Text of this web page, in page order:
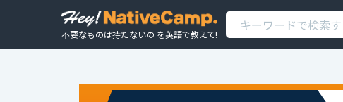
不要なものは持たないの を英語で教えて!